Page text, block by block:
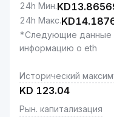
24h Мин.KD
24h Макс.KD
*Следующие данные
информацию о eth
Исторический
KD 123.04
Рын. капитализация